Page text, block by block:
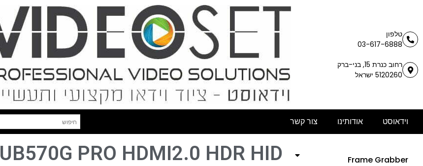
טלפון
03-617-6888
רחוב כנרת 15, בני-ברק
5120260 ישראל
וידאוסט אודותינו צור קשר
Frame Grabber
UB570G PRO HDMI2.0 HDR HID+